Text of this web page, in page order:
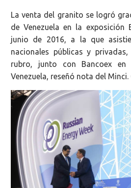
La venta del granito se logró
de Venezuela en la exposición
junio de 2016, a la que
nacionales públicas y
rubro, junto con Bancoex
Venezuela, reseñó nota del Minci.